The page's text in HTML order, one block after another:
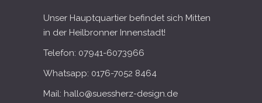
Unser Hauptquartier befindet sich Mitten
in der Heilbronner Innenstadt!
Telefon: 07941-6073966
Whatsapp: 0176-7052 8464
Mail: hallo@suessherz-design.de